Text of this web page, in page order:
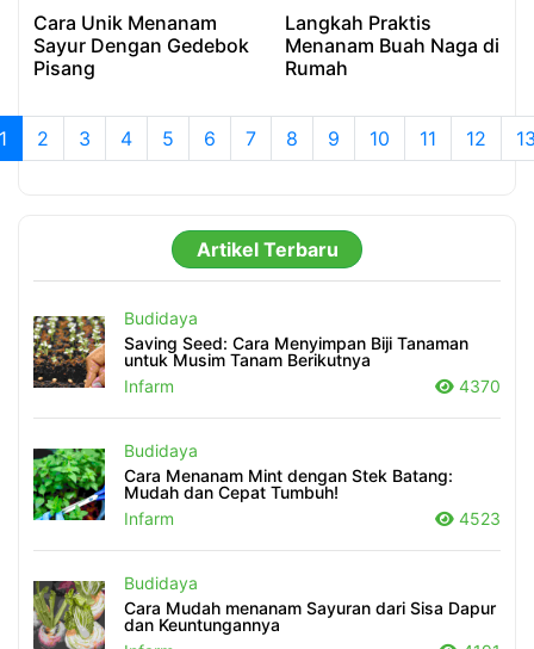
Cara Unik Menanam
Sayur Dengan Gedebok
Pisang
Langkah Praktis
Menanam Buah Naga di
Rumah
2 3 4 5 6 7 8 9 10 11 12
Artikel Terbaru
Budidaya
Saving Seed: Cara Menyimpan Biji Tanaman
untuk Musim Tanam Berikutnya
Infarm
4370
Budidaya
Cara Menanam Mint dengan Stek Batang:
Mudah dan Cepat Tumbuh!
Infarm
4523
Budidaya
Cara Mudah menanam Sayuran dari Sisa Dapur
dan Keuntungannya